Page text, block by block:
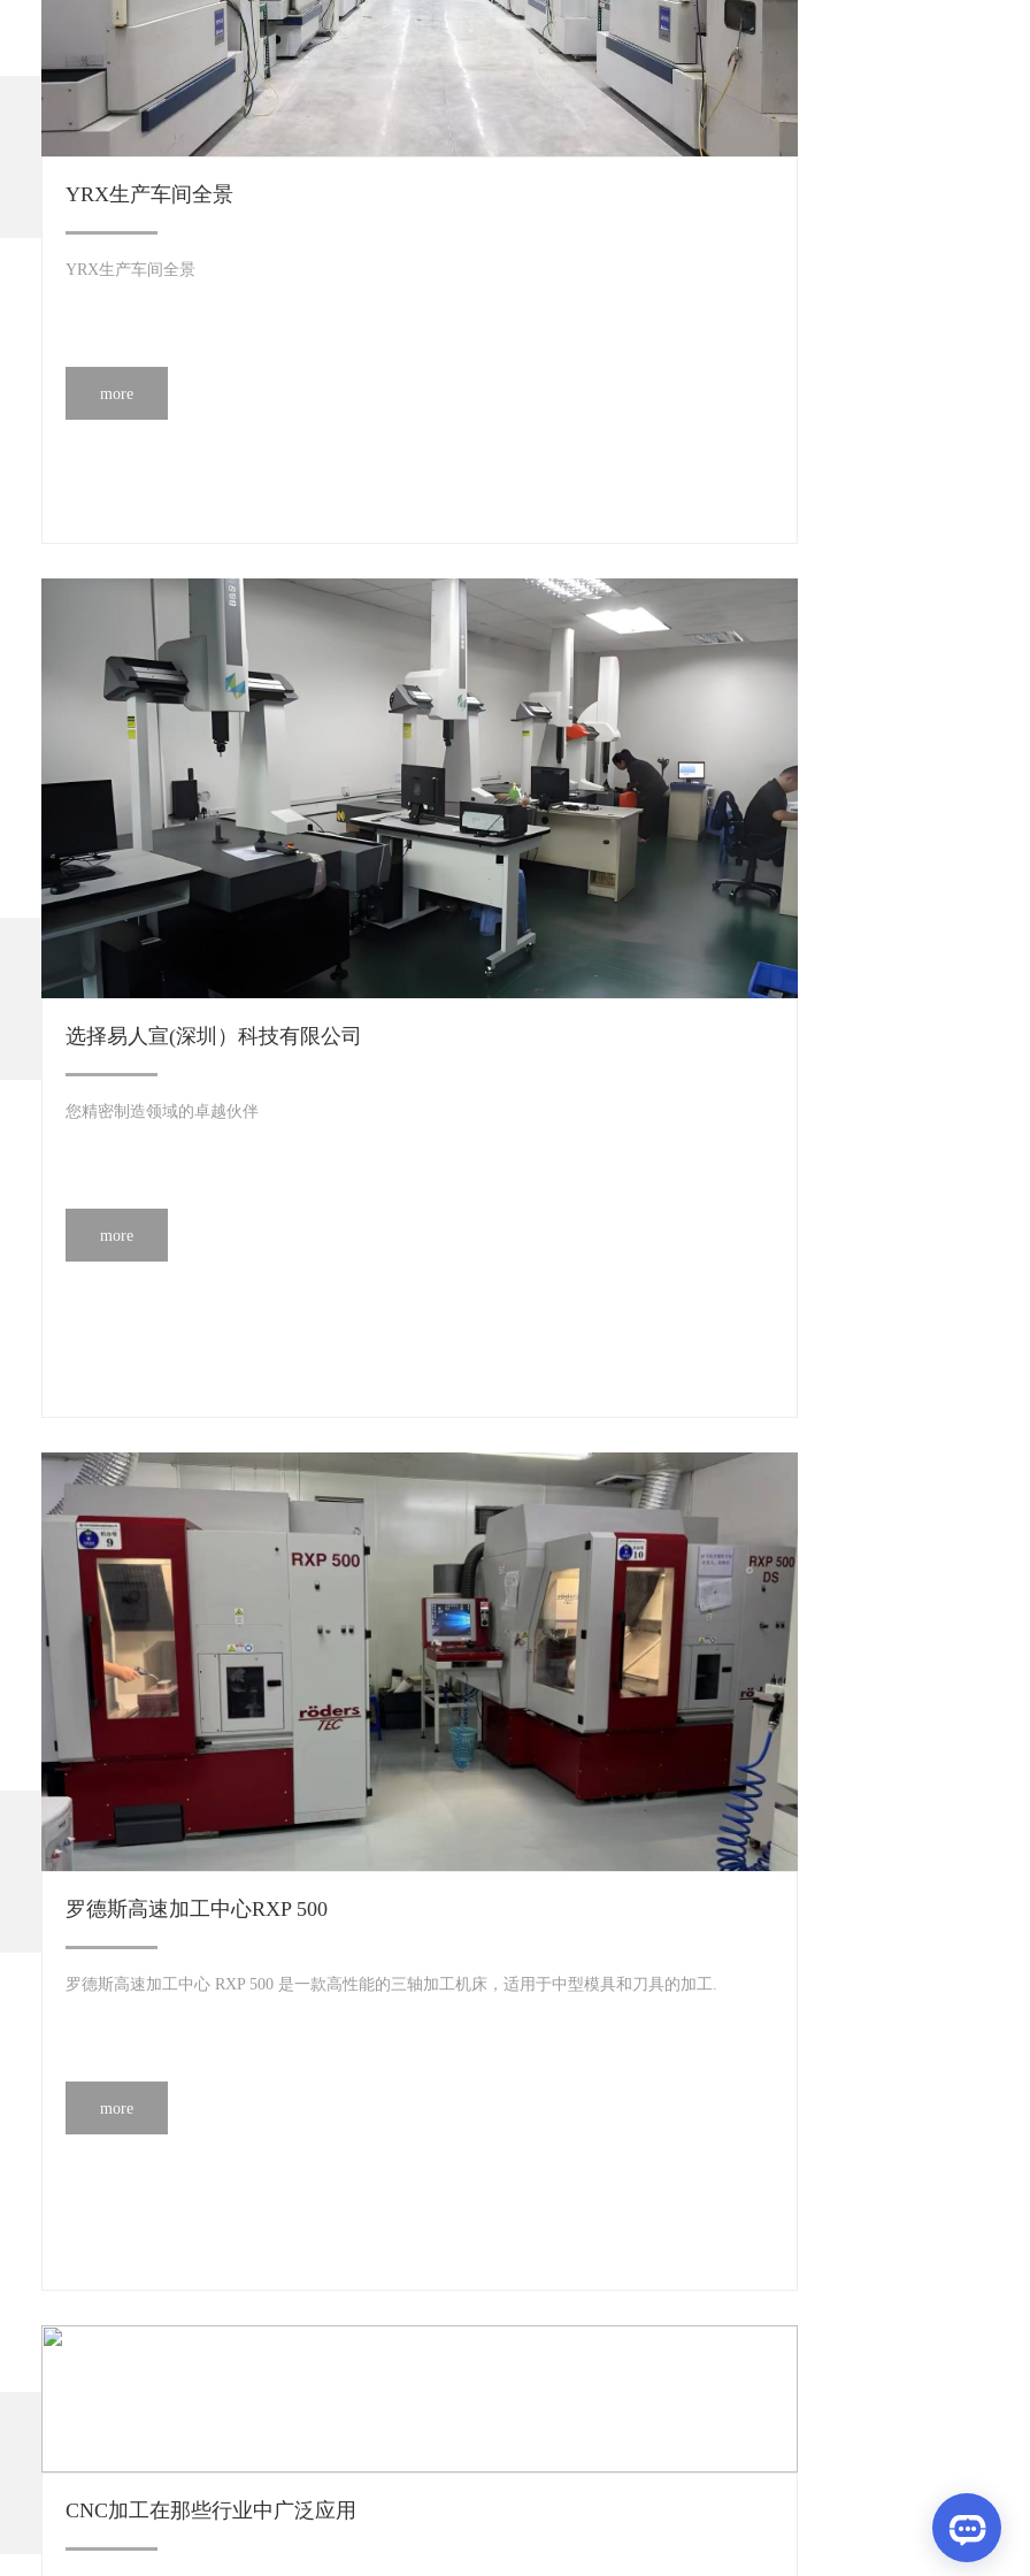
YRX生产车间全景
YRX生产车间全景
more
选择易人宣(深圳）科技有限公司
您精密制造领域的卓越伙伴
more
罗德斯高速加工中心RXP 500
罗德斯高速加工中心 RXP 500 是一款高性能的三轴加工机床，适用于中型模具和刀具的加工.
more
CNC加工在那些行业中广泛应用